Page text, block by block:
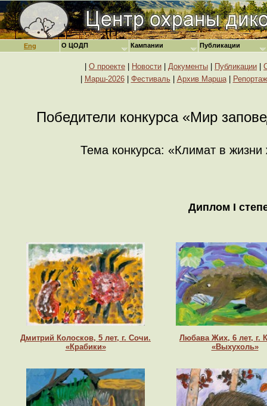
Eng
О проекте Новости Документы Публикации
Марш-2026| Фестиваль| Архив Марша|
Победители конкурса «Мир
Тема конкурса: «Климат в жизни
Диплом I
Дмитрий Колосков, 5 лет, г. Сочи.
«Крабики»
Любава Жих, 6 лет, г.
«Выхухоль»
О ЦОДП Кампании Публикации